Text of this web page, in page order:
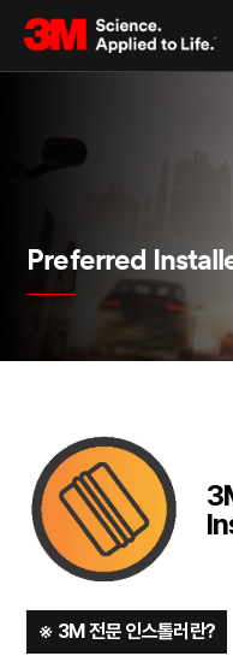
Preferred
※ 3M 전문 인스톨러란?